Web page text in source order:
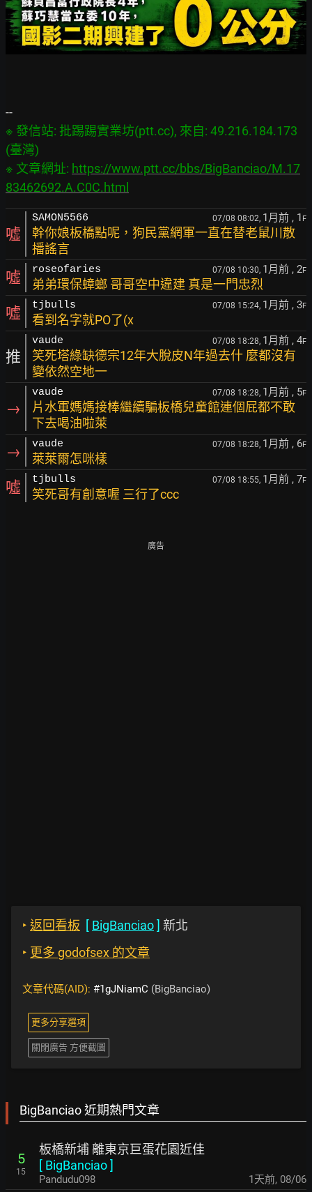
※ 發信站: 批踢踢實業坊(ptt.cc), 來自: 49.216.184.173
(臺灣)
※ 文章網址: https://www.ptt.cc/bbs/BigBanciao/M.17
83462692.A.C0C.html
噓
SAMON5566 07/08 08:02, 1月前 , 1 F
幹你娘板橋點呢，狗民黨網軍一直在替老鼠川散
播謠言
噓 roseofaries 07/08 10:30, 1月前 , 2F
弟弟環保蟑螂 哥哥空中違建 真是一門忠烈
噓 tjbulls 07/08 15:24, 1月前 , 3F
看到名字就PO了(x
推
vaude 07/08 18:28, 1月前 , 4F
笑死塔綠缺德宗12年大脫皮N年過去什 麼都沒有
變依然空地一
→
vaude 07/08 18:28, 1月前 , 5F
片水軍媽媽接棒繼續騙板橋兒童館連個屁都不敢
下去喝油啦萊
→ vaude 07/08 18:28, 1月前 , 6F
萊萊爾怎咪樣
噓 tjbulls 07/08 18:55, 1月前 , 7F
笑死哥有創意喔 三行了ccc
廣告
‣ 返回看板 [ BigBanciao] 新北
‣ 更多 godofsex 的文章
文章代碼(AID): #1gJNiamC (BigBanciao)
更多分享選項
關閉廣告 方便截圖
BigBanciao 近期熱門文章
5
15
板橋新埔 離東京巨蛋花園近佳
[ BigBanciao]
Pandudu098 1天前, 08/06